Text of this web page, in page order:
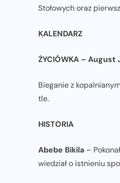
Stołowych oraz
KALENDARZ
ŻYCIÓWKA – August
Bieganie z
tle.
HISTORIA
Abebe Bikila –
wiedział o istnieniu